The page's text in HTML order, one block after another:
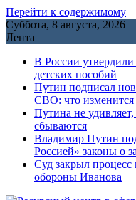
Перейти к содержимому
Суббота, 8 августа, 2026
Лента
В России утвердили
детских пособий
Путин подписал
СВО: что изменится
Путина не
сбываются
Владимир Путин
Россией» законы о
Cуд закрыл
обороны Иванова